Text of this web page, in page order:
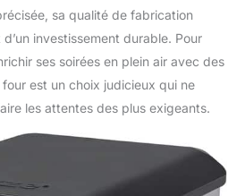
sa qualité de fabrication
d’un investissement durable. Pour
ses soirées en plein air avec des
est un choix judicieux qui ne
les attentes des plus exigeants.